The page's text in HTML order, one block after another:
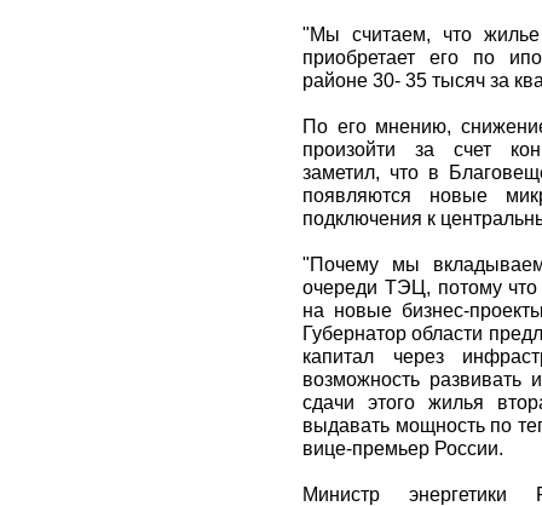
"Мы считаем, что жилье
приобретает его по
районе 30- 35 тысяч за
По его мнению,
произойти за счет
заметил, что в
появляются новые
подключения к
"Почему мы вкладываем
очереди ТЭЦ, потому
на новые бизнес-
Губернатор области
капитал через
возможность развивать
сдачи этого жилья
выдавать мощность по
вице-премьер России.
Министр